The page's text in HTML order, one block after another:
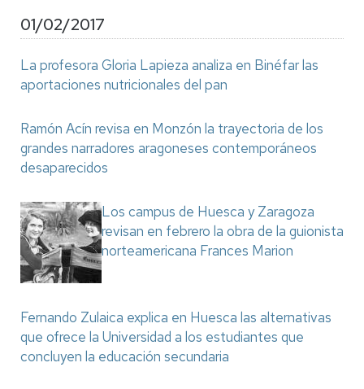
01/02/2017
La profesora Gloria Lapieza analiza en Binéfar las
aportaciones nutricionales del pan
Ramón Acín revisa en Monzón la trayectoria de los
grandes narradores aragoneses contemporáneos
desaparecidos
Los campus de Huesca y Zaragoza
revisan en febrero la obra de la guionista
norteamericana Frances Marion
Fernando Zulaica explica en Huesca las alternativas
que ofrece la Universidad a los estudiantes que
concluyen la educación secundaria